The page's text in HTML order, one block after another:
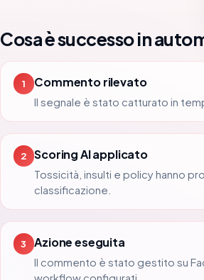
Cosa è successo in
1 Commento rilevato
Il segnale è stato catturato in
2 Scoring AI applicato
Tossicità, insulti e policy hanno
classificazione.
3 Azione eseguita
Il commento è stato gestito su